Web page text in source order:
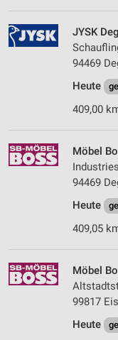
JYSK
94469
Heute
409,00
Möbel
94469
Heute
409,05
Möbel
99817
Heute